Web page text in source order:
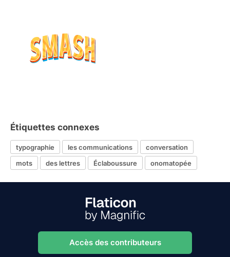
Étiquettes connexes
typographie les communications
conversation
mots
des lettres Éclaboussure onomatopée
Accès des contributeurs